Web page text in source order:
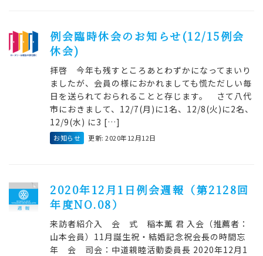
例会臨時休会のお知らせ(12/15例会
休会)
拝啓 今年も残すところあとわずかになってまいり
ましたが、会員の様におかれましても慌ただしい毎
日を送られておられることと存じます。 さて八代
市におきまして、12/7(月)に1名、12/8(火)に2名、
12/9(水) に3 […]
お知らせ 更新: 2020年12月12日
2020年12月1日例会週報（第2128回
年度NO.08）
来訪者紹介入 会 式 稲本薫 君 入会（推薦者：
山本会員）11月誕生祝・結婚記念祝会長の時間忘
年 会 司会：中道親睦活動委員長 2020年12月1